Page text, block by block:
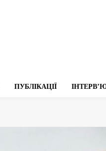
ПУБЛІКАЦІЇ